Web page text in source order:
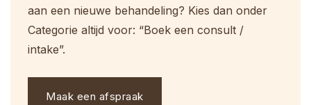
aan een nieuwe behandeling? Kies dan onder
Categorie altijd voor: “Boek een consult /
intake”.
Maak een afspraak